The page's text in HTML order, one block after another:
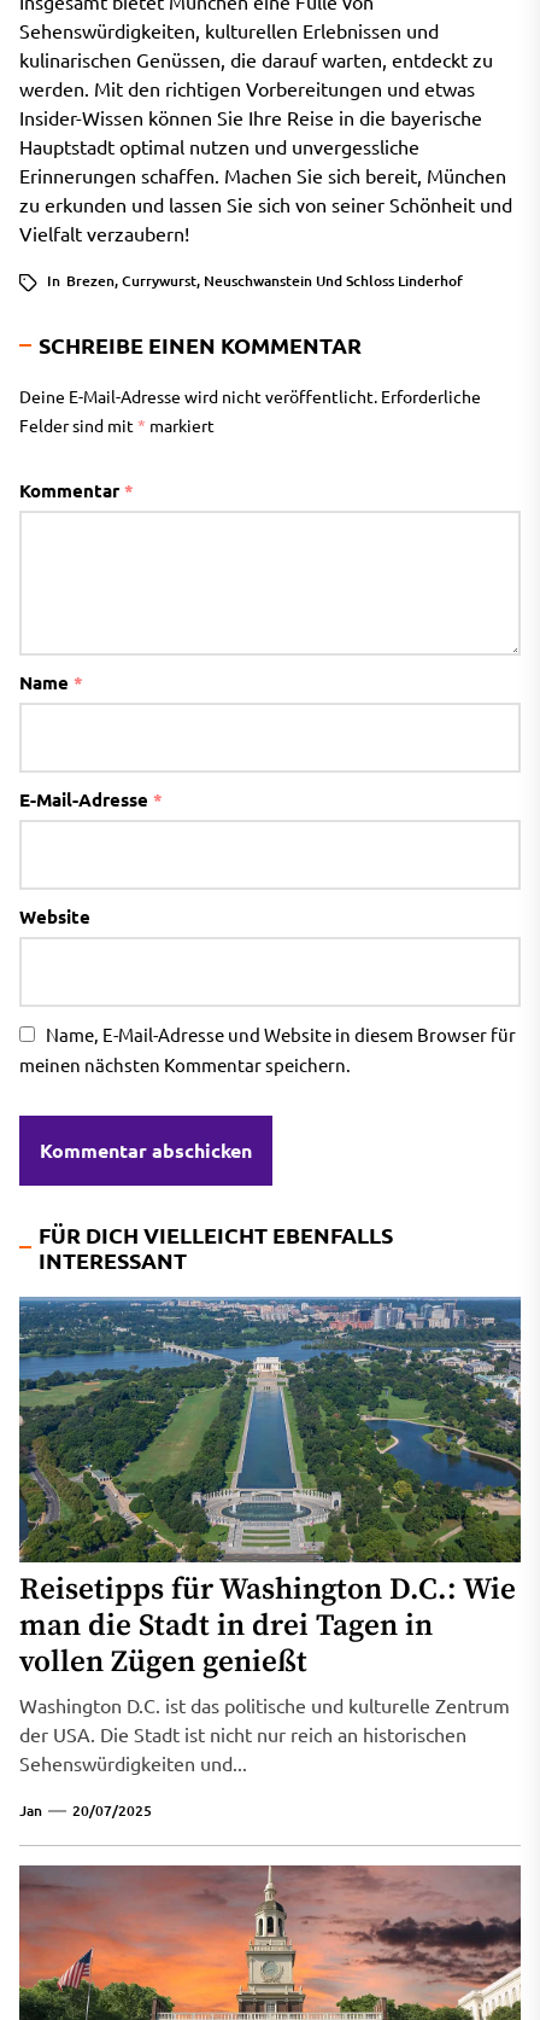
Sehenswürdigkeiten, kulturellen Erlebnissen und
kulinarischen Genüssen, die darauf warten, entdeckt zu
werden. Mit den richtigen Vorbereitungen und etwas
Insider-Wissen können Sie Ihre Reise in die bayerische
Hauptstadt optimal nutzen und unvergessliche
Erinnerungen schaffen. Machen Sie sich bereit, München
zu erkunden und lassen Sie sich von seiner Schönheit und
Vielfalt verzaubern!
In Brezen,Currywurst, Neuschwanstein Und Schloss Linderhof
SCHREIBE EINEN KOMMENTAR
Deine E-Mail-Adresse wird nicht veröffentlicht. Erforderliche
Felder sind mit* markiert
Kommentar *
Name *
E-Mail-Adresse *
Website
Name, E-Mail-Adresse und Website in diesem Browser für
meinen nächsten Kommentar speichern.
FÜR DICH VIELLEICHT EBENFALLS
INTERESSANT
Reisetipps für Washington D.C.: Wie
man die Stadt in drei Tagen in
vollen Zügen genießt
Washington D.C. ist das politische und kulturelle Zentrum
der USA. Die Stadt ist nicht nur reich an historischen
Sehenswürdigkeiten und...
Jan 20/07/2025